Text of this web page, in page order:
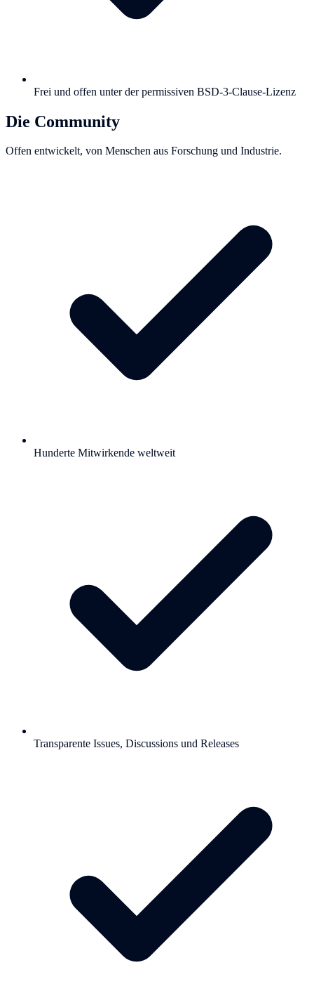
Frei und offen unter der permissiven BSD-3-Clause-Lizenz
Die Community
Offen entwickelt, von Menschen aus Forschung und Industrie.
Hunderte Mitwirkende weltweit
Transparente Issues, Discussions und Releases